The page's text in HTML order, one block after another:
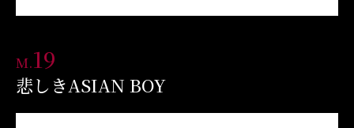
M.19
悲しきASIAN BOY